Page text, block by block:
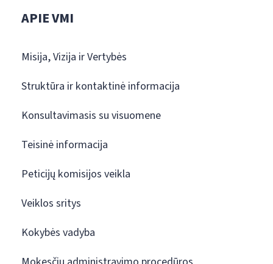
APIE VMI
Misija, Vizija ir Vertybės
Struktūra ir kontaktinė informacija
Konsultavimasis su visuomene
Teisinė informacija
Peticijų komisijos veikla
Veiklos sritys
Kokybės vadyba